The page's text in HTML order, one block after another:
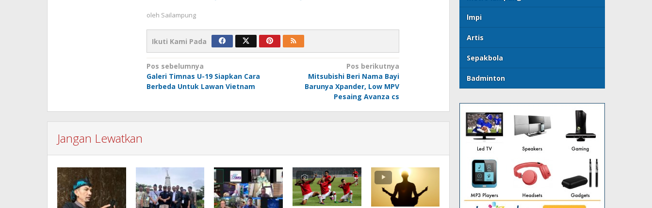
oleh Sailampung
Ikuti Kami Pada
Navigasi
pos
Pos sebelumnya
Galeri Timnas U-19 Siapkan Cara
Berbeda Untuk Lawan Vietnam
Pos berikutnya
Mitsubishi Beri Nama Bayi
Barunya Xpander, Low MPV
Pesaing Avanza cs
Jangan Lewatkan
lmpi
Artis
Sepakbola
Badminton